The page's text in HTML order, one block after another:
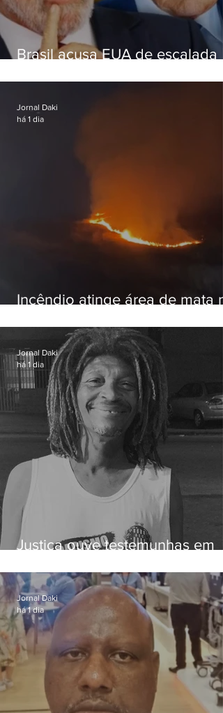
Brasil acusa EUA de escalada
embaixadora
Incêndio atinge área de mata
Iguaçu
Jornal Daki
há 1 dia
Justiça ouve testemunhas em
dívida de R$ 25
Jornal Daki
há 1 dia
Jornal Daki
há 1 dia